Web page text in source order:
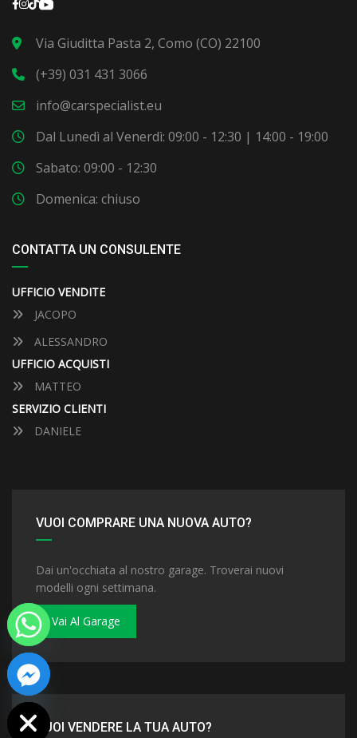
Via Giuditta Pasta 2, Como (CO) 22100
(+39) 031 431 3066
info@carspecialist.eu
Dal Lunedì al Venerdì: 09:00 - 12:30 | 14:00 - 19:00
Sabato: 09:00 - 12:30
Domenica: chiuso
CONTATTA UN CONSULENTE
UFFICIO VENDITE
JACOPO
ALESSANDRO
UFFICIO ACQUISTI
MATTEO
SERVIZIO CLIENTI
DANIELE
VUOI COMPRARE UNA NUOVA AUTO?
Dai un'occhiata al nostro garage. Troverai nuovi
modelli ogni settimana.
Vai Al Garage
VUOI VENDERE LA TUA AUTO?